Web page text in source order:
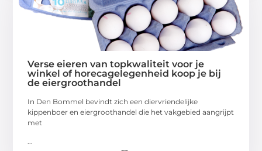
Verse eieren van topkwaliteit voor je
winkel of horecagelegenheid koop je bij
de eiergroothandel
In Den Bommel bevindt zich een diervriendelijke
kippenboer en eiergroothandel die het vakgebied aangrijpt
met
...